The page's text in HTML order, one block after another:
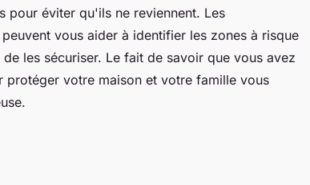
pour éviter qu'ils ne reviennent. Les
vous aider à identifier les zones à risque
les sécuriser. Le fait de savoir que vous avez
protéger votre maison et votre famille vous